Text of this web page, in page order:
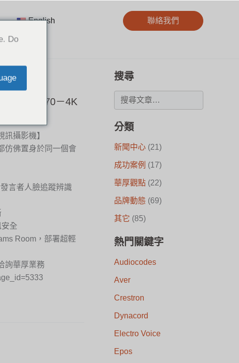
English 聯絡我們
E70－4K
訊攝影機】
仿佛置身於同一個會
言者人臉追蹤辨識
全
Room，部署超輕
詢華厚業務
搜尋
分類
新聞中心 (21)
成功案例 (17)
華厚觀點 (22)
品牌動態 (69)
其它 (85)
熱門關鍵字
Audiocodes
Aver
Crestron
Dynacord
Electro Voice
Epos
Do